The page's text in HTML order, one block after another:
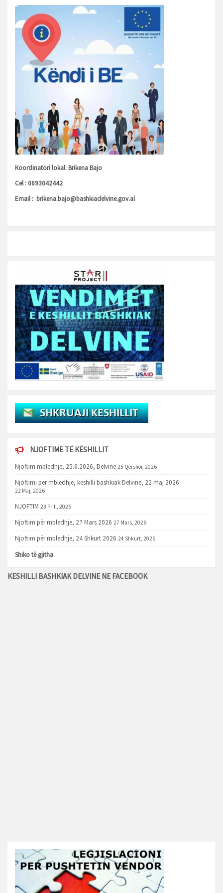
Koordinatori lokal: Brikena Bajo
Cel : 0693042442
Email : brikena.bajo@bashkiadelvine.gov.al
NJOFTIME TË KËSHILLIT
Njoftim mbledhje, 25.6.2026, Delvine 25 Qershor, 2026
Njoftimi per mbledhje, keshilli bashkiak Delvine, 22 maj 2026
22 Maj, 2026
NJOFTIM 23 Prill, 2026
Njoftim për mbledhje, 27 Mars 2026 27 Mars, 2026
Njoftim për mbledhje, 24 Shkurt 2026 24 Shkurt, 2026
Shiko të gjitha
KESHILLI BASHKIAK DELVINE NE FACEBOOK